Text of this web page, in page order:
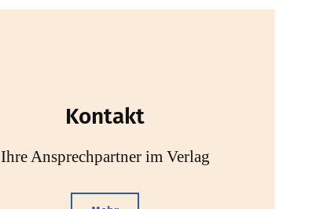
Kontakt
Ihre Ansprechpartner im Verlag